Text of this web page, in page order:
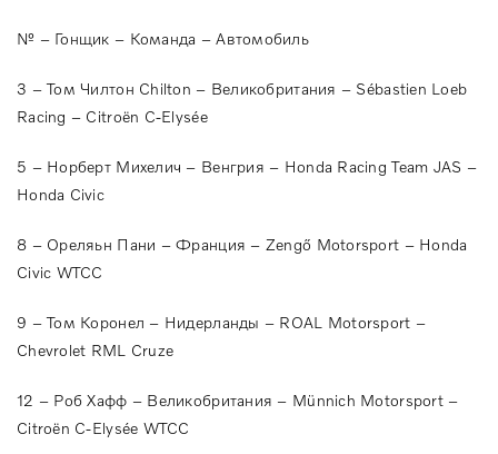
№ – Гонщик – Команда – Автомобиль
3 – Том Чилтон Chilton – Великобритания – Sébastien Loeb
Racing – Citroën C-Elysée
5 – Норберт Михелич – Венгрия – Honda Racing Team JAS –
Honda Civic
8 – Ореляьн Пани – Франция – Zengő Motorsport – Honda
Civic WTCC
9 – Том Коронел – Нидерланды – ROAL Motorsport –
Chevrolet RML Cruze
12 – Роб Хафф – Великобритания – Münnich Motorsport –
Citroën C-Elysée WTCC